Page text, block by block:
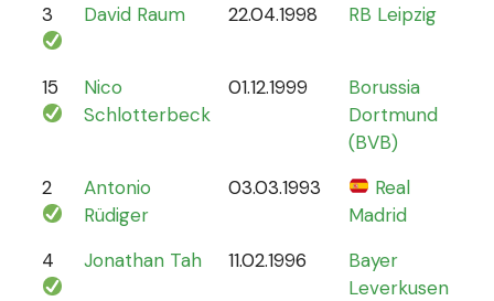
3 David Raum 22.04.1998 RB Leipzig
15
Nico
Schlotterbeck
01.12.1999
Borussia
Dortmund
(BVB)
2
Antonio
Rüdiger
03.03.1993
Real
Madrid
4 Jonathan Tah 11.02.1996
Bayer
Leverkusen